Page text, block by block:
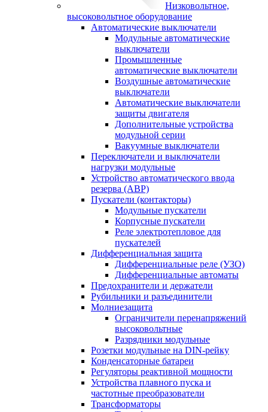
Низковольтное,
высоковольтное оборудование
Автоматические выключатели
Модульные автоматические
выключатели
Промышленные
автоматические выключатели
Воздушные автоматические
выключатели
Автоматические выключатели
защиты двигателя
Дополнительные устройства
модульной серии
Вакуумные выключатели
Переключатели и выключатели
нагрузки модульные
Устройство автоматического ввода
резерва (АВР)
Пускатели (контакторы)
Модульные пускатели
Корпусные пускатели
Реле электротепловое для
пускателей
Дифференциальная защита
Дифференциальные реле (УЗО)
Дифференциальные автоматы
Предохранители и держатели
Рубильники и разъединители
Молниезащита
Ограничители перенапряжений
высоковольтные
Разрядники модульные
Розетки модульные на DIN-рейку
Конденсаторные батареи
Регуляторы реактивной мощности
Устройства плавного пуска и
частотные преобразователи
Трансформаторы